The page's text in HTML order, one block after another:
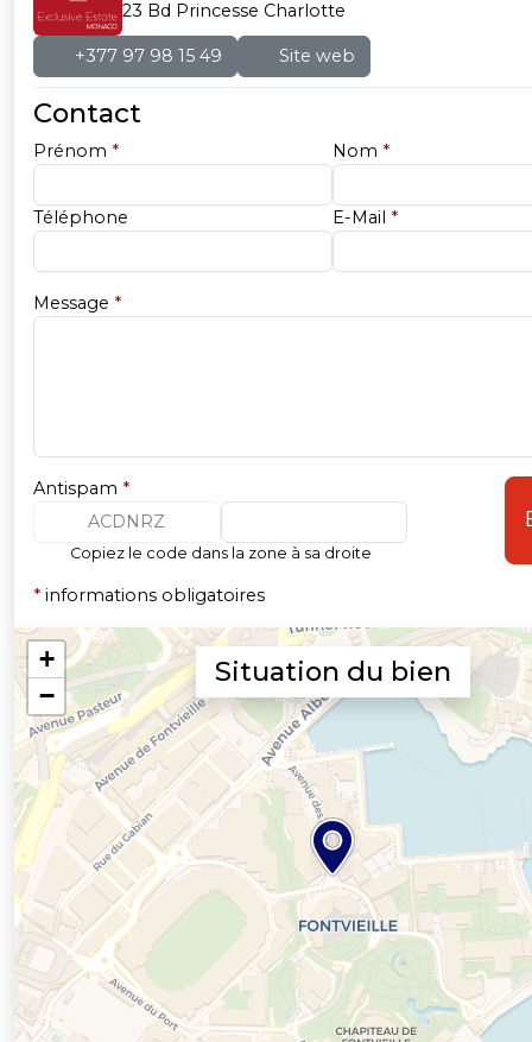
23 Bd Princesse Charlotte
+377 97 98 15 49 Site web
Contact
Prénom * Nom *
Téléphone E-Mail *
Message *
Antispam *
ACDNRZ
Copiez le code dans la zone à sa droite
* informations obligatoires
Situation du bien